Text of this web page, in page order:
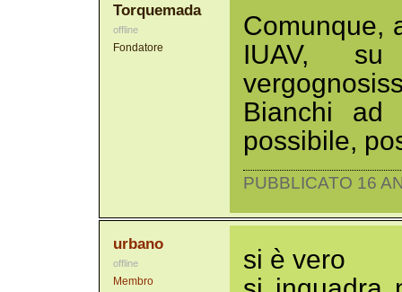
Torquemada
offline
Fondatore
Comunque,
IUAV,
Bianchi ad
possibile,
PUBBLICATO 16
urbano
offline
Membro
si è vero